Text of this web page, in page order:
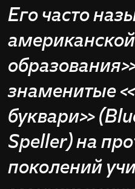
Его часто
знаменитые
буквари»
Speller) на
поколений